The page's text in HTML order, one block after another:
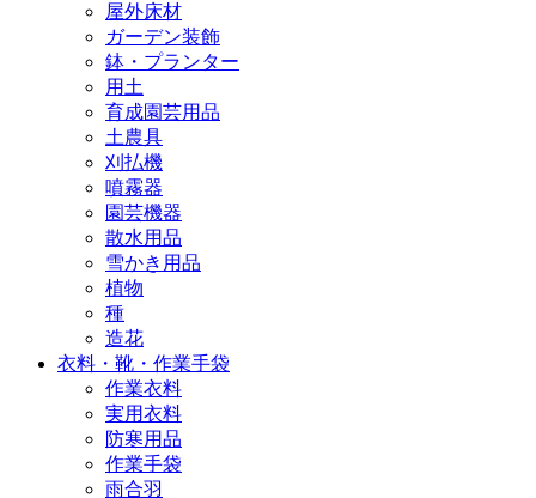
屋外床材
ガーデン装飾
鉢・プランター
用土
育成園芸用品
土農具
刈払機
噴霧器
園芸機器
散水用品
雪かき用品
植物
種
造花
衣料・靴・作業手袋
作業衣料
実用衣料
防寒用品
作業手袋
雨合羽